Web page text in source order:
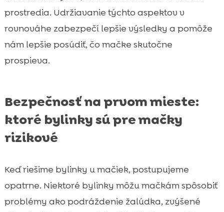
prostredia. Udržiavanie týchto aspektov v
rovnováhe zabezpečí lepšie výsledky a pomôže
nám lepšie posúdiť, čo mačke skutočne
prospieva.
Bezpečnosť na prvom mieste:
ktoré bylinky sú pre mačky
rizikové
Keď riešime bylinky u mačiek, postupujeme
opatrne. Niektoré bylinky môžu mačkám spôsobiť
problémy ako podráždenie žalúdka, zvýšené